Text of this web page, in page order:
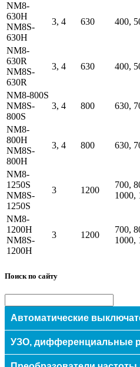
NM8-
630H
NM8S-
630H
3, 4 630 400,
NM8-
630R
NM8S-
630R
3, 4 630 400,
NM8-800S
NM8S-
800S
3, 4 800 630,
NM8-
800H
NM8S-
800H
3, 4 800 630,
NM8-
1250S
NM8S-
1250S
3 1200
700,
1000,
NM8-
1200H
NM8S-
1200H
3 1200
700,
1000,
Поиск по сайту
Автоматические
Модульные
УЗО, дифференциальные
Авт.выключатели защиты